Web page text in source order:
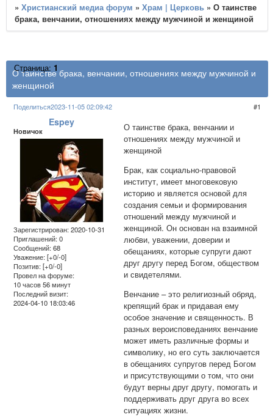
»Христианский медиа форум »Храм | Церковь »О таинстве
брака, венчании, отношениях между мужчиной и женщиной
О таинстве брака, венчании, отношениях между мужчиной и
женщиной
Страница: 1
Поделиться 1
2023-11-05 02:09:42
Espey
Новичок
Зарегистрирован: 2020-10-31
Приглашений:0
Сообщений:68
Уважение: [+0/-0]
Позитив: [+0/-0]
Провел на форуме:
10 часов 56 минут
Последний визит:
2024-04-10 18:03:46
О таинстве брака, венчании и
отношениях между мужчиной и
женщиной
Брак, как социально-правовой
институт, имеет многовековую
историю и является основой для
создания семьи и формирования
отношений между мужчиной и
женщиной. Он основан на взаимной
любви, уважении, доверии и
обещаниях, которые супруги дают
друг другу перед Богом, обществом
и свидетелями.
Венчание – это религиозный обряд,
крепящий брак и придавая ему
особое значение и священность. В
разных вероисповеданиях венчание
может иметь различные формы и
символику, но его суть заключается
в обещаниях супругов перед Богом
и присутствующими о том, что они
будут верны друг другу, помогать и
поддерживать друг друга во всех
ситуациях жизни.